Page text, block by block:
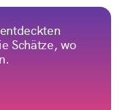
Schätze, wo